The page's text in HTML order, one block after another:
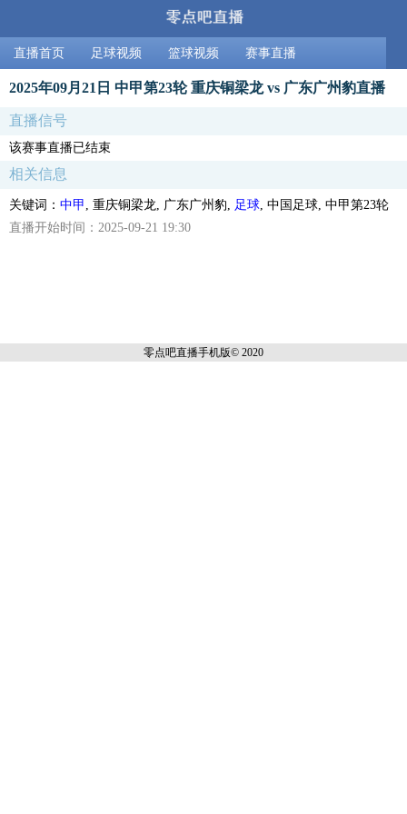
直播首页 足球视频 篮球视频 赛事直播
2025年09月21日 中甲第23轮 重庆铜梁龙 vs 广东广州豹直播
直播信号
该赛事直播已结束
相关信息
关键词： 中甲 , 重庆铜梁龙, 广东广州豹, 足球 , 中国足球, 中甲第23轮
直播开始时间：2025-09-21 19:30
零点吧直播手机版© 2020